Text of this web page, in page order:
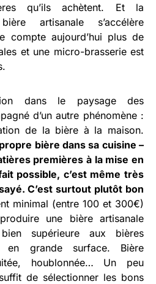
qu’ils achètent. Et la
artisanale s’accélère
compte aujourd’hui plus de
et une micro-brasserie est
dans le paysage des
d’un autre phénomène :
de la bière à la maison.
bière dans sa cuisine –
premières à la mise en
possible, c’est même très
C’est surtout plutôt bon
minimal (entre 100 et 300€)
une bière artisanale
bien supérieure aux bières
en grande surface. Bière
houblonnée… Un peu
de sélectionner les bons